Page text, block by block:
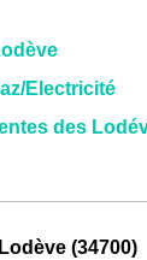
Electricité
des
(34700)